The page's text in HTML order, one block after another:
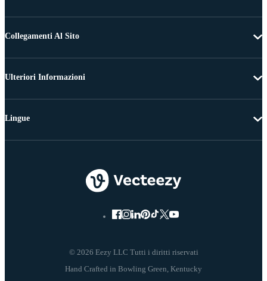
Collegamenti Al Sito
Ulteriori Informazioni
© 2026 Eezy LLC Tutti i diritti riservati
Lingue